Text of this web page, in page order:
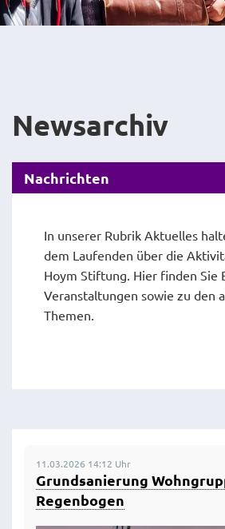
Newsarchiv
Nachrichten
In unserer Rubrik Aktuelles
dem Laufenden über die
Hoym Stiftung. Hier finden Sie
Veranstaltungen sowie zu den
Themen.
11.03.2026 14:12 Uhr
Grundsanierung
Regenbogen